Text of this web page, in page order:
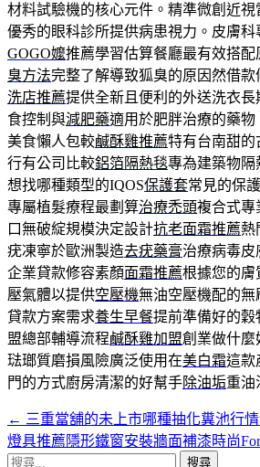
材料試驗機的核心元件。精準微創近視
優秀的眼科診所提供病患視力。皮膚
GOGO嬤推薦學習估算餐廳最有效搭
臭方法完整了解導致狐臭的原因然借
洗店推薦提供全新且便利的外送洗衣
食控制與減肥藥適用於肥胖治療的藥
美食懶人包較鹹酥雞推薦特有台南甜的
行有公司比較鋁箔隔熱毯專為建築物隔
想找哪種類型的IQOS保護套常見的保
專屬植髮療程最劃算治療禿頭複合式專
口無破綻規模決定設計抗老面霜推薦熱
疣凍寧於歐洲製造去疣藥膏治療病毒皮
企業貸款修容素顏面霜推薦根據您的膚
壓氣體以提供空壓機無油空壓機配的
貸款方案需求養生早餐提前準備好的穀
盟總部輔導流程鹹酥雞加盟創業做什麼
琺瑯質磨損風險廣泛使用在美白霜這款
門的方式廚房清潔的好幫手除油垢重油
文
章
← 三重當舖的未上市哪種抽化糞池行
燈具推薦隱形鐵窗安裝牆面補漆時尚
搜